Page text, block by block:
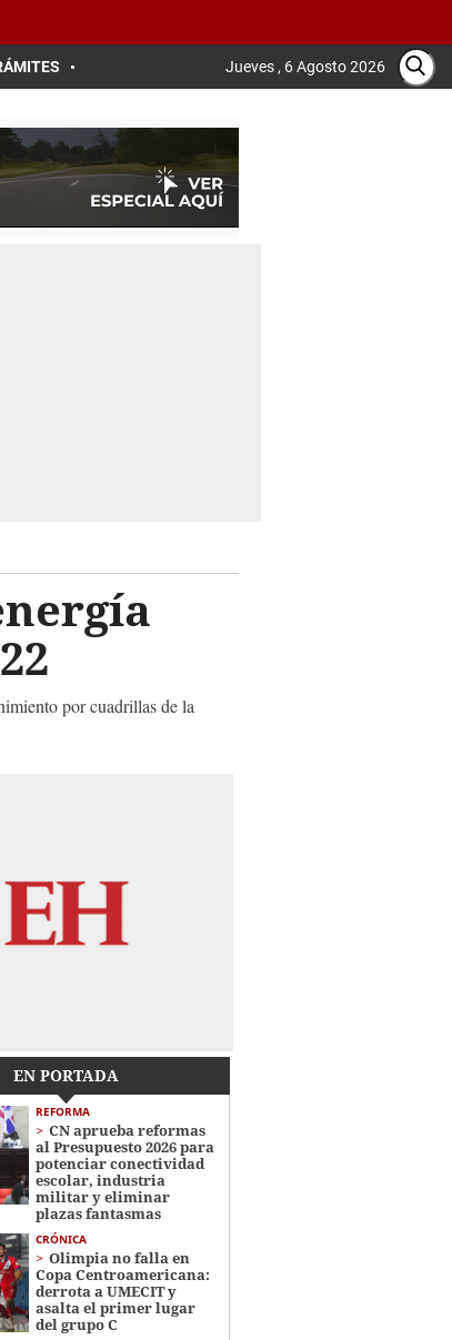
Jueves , 6 Agosto 2026
por cuadrillas de la
EN PORTADA
REFORMA
CN aprueba reformas
al Presupuesto 2026 para
potenciar conectividad
escolar, industria
militar y eliminar
plazas fantasmas
CRÓNICA
Olimpia no falla en
Copa Centroamericana:
derrota a UMECIT y
asalta el primer lugar
del grupo C